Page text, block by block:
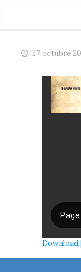
27 octubre
Download